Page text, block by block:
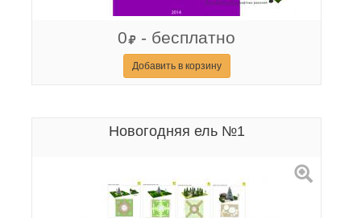
0 - бесплатно
Добавить в корзину
Новогодняя ель №1